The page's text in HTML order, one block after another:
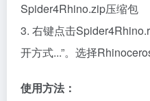
Spider4Rhino.zip压缩包
3. 右键点击
开方式...”。选择
使用方法：